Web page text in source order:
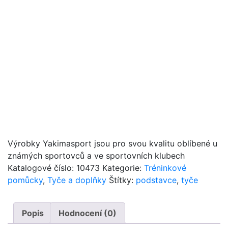
Výrobky Yakimasport jsou pro svou kvalitu oblíbené u
známých sportovců a ve sportovních klubech
Katalogové číslo: 10473 Kategorie: Tréninkové
pomůcky, Tyče a doplňky Štítky: podstavce, tyče
Popis Hodnocení (0)